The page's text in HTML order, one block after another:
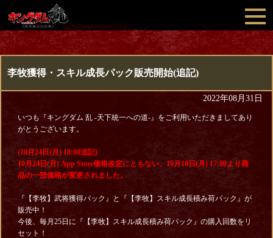
李牧獲得・スキル成長パック販売開始(追記)
2022年08月31日
いつも『キングダム 乱 -天下統一への道-』をご利用いただきましてあり
がとうございます。
(10月24日(月) 18:00追記)
10月24日(月) App Store価格改定にともない、10月10日(月) 17:00より商
品の一部価格が変更されました。
『【李牧】武将獲得パック』と『【李牧】スキル成長積み荷パック』が
販売中！
今後、毎月25日に『【李牧】スキル成長積み荷パック』の購入回数をリ
セット！